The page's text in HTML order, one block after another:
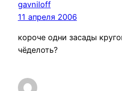
gavniloff
11 апреля 2006
короче одни засады
чёделоть?